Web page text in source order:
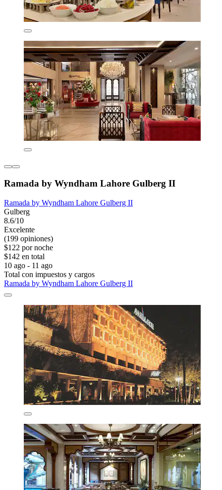
Ramada by Wyndham Lahore Gulberg II
Ramada by Wyndham Lahore Gulberg II
Gulberg
8.6/10
Excelente
(199 opiniones)
$122 por noche
$142 en total
10 ago - 11 ago
Total con impuestos y cargos
Ramada by Wyndham Lahore Gulberg II